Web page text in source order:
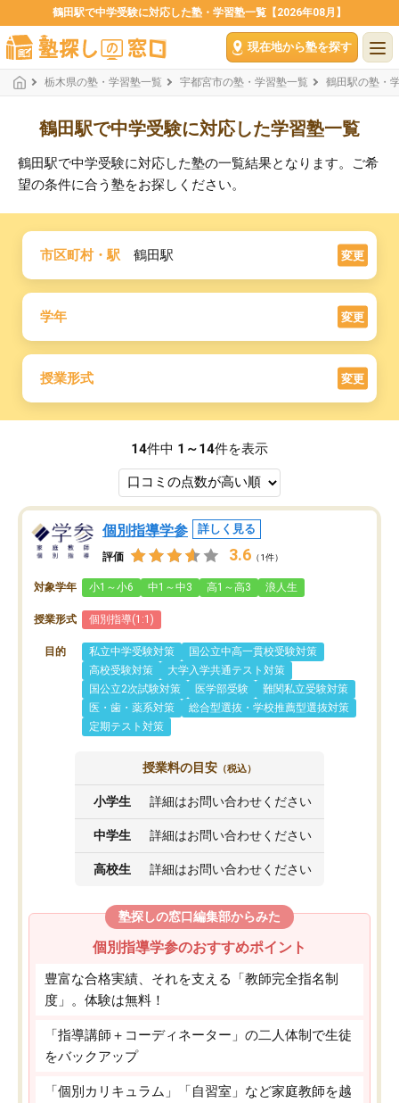
鶴田駅で中学受験に対応した塾・学習塾一覧【2026年08月】
現在地から塾を探す
栃木県の塾・学習塾一覧 宇都宮市の塾・学習塾一覧 鶴田駅の塾・
鶴田駅で中学受験に対応した学習塾一覧
鶴田駅で中学受験に対応した塾の一覧結果となります。ご希
望の条件に合う塾をお探しください。
市区町村・駅 鶴田駅 変更
学年 変更
授業形式 変更
14件中 1～14件を表示
個別指導学参 詳しく見る
評価 3.6 （1件）
対象学年 小1～小6 中1～中3 高1～高3 浪人生
授業形式 個別指導(1:1)
目的 私立中学受験対策
国公立中高一貫校受験対策
高校受験対策
大学入学共通テスト対策
国公立2次試験対策
医学部受験
難関私立受験対策
医・歯・薬系対策
総合型選抜・学校推薦型選抜対策
定期テスト対策
授業料の目安 （税込）
小学生 詳細はお問い合わせください
中学生 詳細はお問い合わせください
高校生 詳細はお問い合わせください
塾探しの窓口編集部からみた
個別指導学参のおすすめポイント
豊富な合格実績、それを支える「教師完全指名制
度」。体験は無料！
「指導講師＋コーディネーター」の二人体制で生徒
をバックアップ
「個別カリキュラム」「自習室」など家庭教師を越